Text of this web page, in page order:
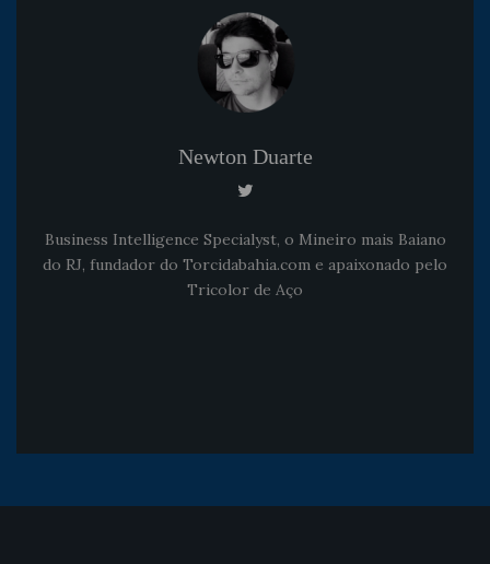
Newton Duarte
Business Intelligence Specialyst, o Mineiro mais Baiano
do RJ, fundador do Torcidabahia.com e apaixonado pelo
Tricolor de Aço